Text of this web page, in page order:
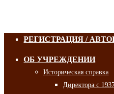
РЕГИСТРАЦИЯ /
ОБ УЧРЕЖДЕНИИ
Историческая справка
Директора с